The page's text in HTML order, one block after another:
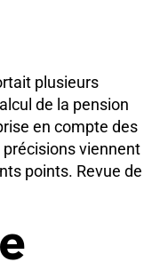
plusieurs
de la pension
en compte des
viennent
points. Revue de